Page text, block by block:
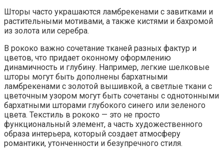
Шторы часто украшаются ламбрекенами с завитками и
растительными мотивами, а также кистями и бахромой
из золота или серебра.
В рококо важно сочетание тканей разных фактур и
цветов, что придает оконному оформлению
динамичность и глубину. Например, легкие шелковые
шторы могут быть дополнены бархатными
ламбрекенами с золотой вышивкой, а светлые ткани с
цветочным узором могут быть сочетаны с однотонными
бархатными шторами глубокого синего или зеленого
цвета. Текстиль в рококо — это не просто
функциональный элемент, а часть художественного
образа интерьера, который создает атмосферу
романтики, утонченности и безупречного стиля.